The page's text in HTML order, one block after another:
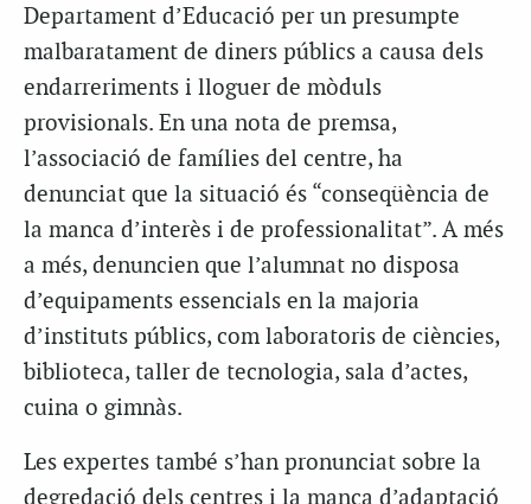
Departament d’Educació per un presumpte
malbaratament de diners públics a causa dels
endarreriments i lloguer de mòduls
provisionals. En una nota de premsa,
l’associació de famílies del centre, ha
denunciat que la situació és “conseqüència de
la manca d’interès i de professionalitat”. A més
a més, denuncien que l’alumnat no disposa
d’equipaments essencials en la majoria
d’instituts públics, com laboratoris de ciències,
biblioteca, taller de tecnologia, sala d’actes,
cuina o gimnàs.
Les expertes també s’han pronunciat sobre la
degredació dels centres i la manca d’adaptació